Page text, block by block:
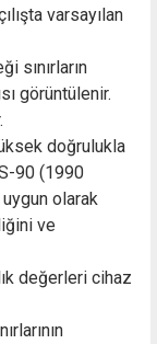
varsayılan
sınırların
görüntülenir.
doğrulukla
90 (1990
uygun olarak
ve
değerleri cihaz